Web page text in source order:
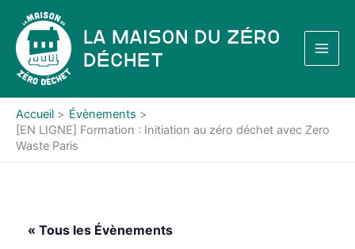
contenu
La Maison du Zéro
Déchet
Accueil
Évènements
[EN LIGNE] Formation : Initiation au zéro déchet avec Zero
Waste Paris
« Tous les Évènements